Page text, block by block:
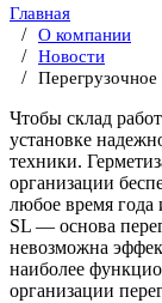
Главная
О компании
Новости
Чтобы склад
установке
техники.
организации
любое время года
SL — основа
невозможна
наиболее
организации